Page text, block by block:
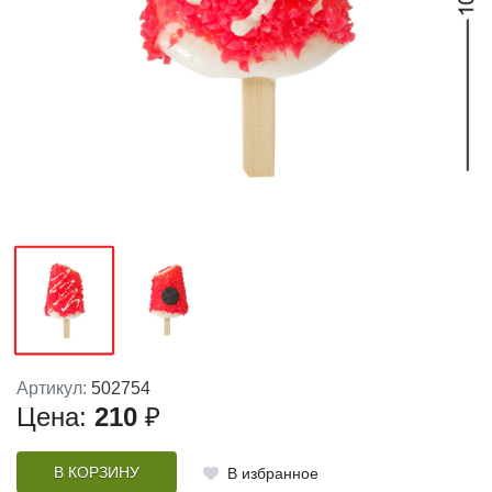
Артикул: 502754
Цена: 210 ₽
В КОРЗИНУ В избранное